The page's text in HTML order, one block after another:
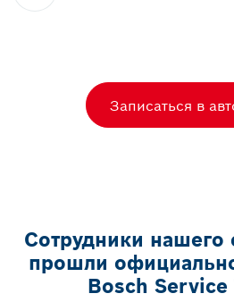
Записаться в
Сотрудники нашего
прошли
Bosch